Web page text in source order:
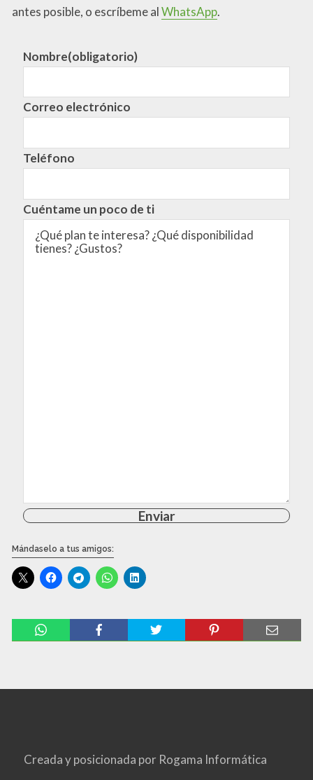
antes posible, o escríbeme alWhatsApp.
Nombre(obligatorio)
Correo electrónico
Teléfono
Cuéntame un poco de ti
Enviar
Mándaselo a tus amigos:
Creada y posicionada por Rogama Informática